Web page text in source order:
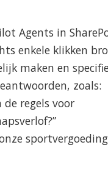
Agents in
enkele klikken
maken en
zoals:
de regels voor